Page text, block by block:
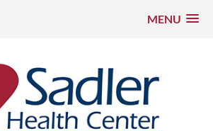
MENU